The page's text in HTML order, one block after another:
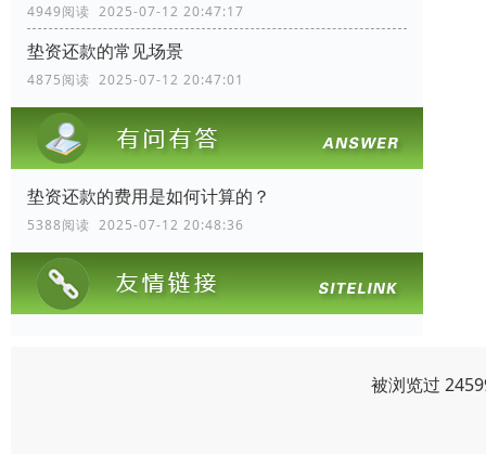
4949阅读 2025-07-12 20:47:17
垫资还款的常见场景
4875阅读 2025-07-12 20:47:01
垫资还款的费用是如何计算的？
5388阅读 2025-07-12 20:48:36
被浏览过